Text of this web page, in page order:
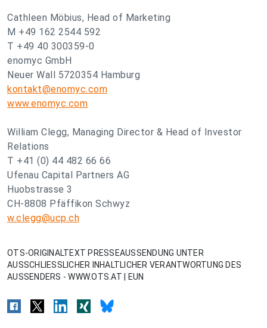
Cathleen Möbius, Head of Marketing
M +49 162 2544 592
T +49 40 300359-0
enomyc GmbH
Neuer Wall 5720354 Hamburg
kontakt@enomyc.com
www.enomyc.com
William Clegg, Managing Director & Head of Investor
Relations
T +41 (0) 44 482 66 66
Ufenau Capital Partners AG
Huobstrasse 3
CH-8808 Pfäffikon Schwyz
w.clegg@ucp.ch
OTS-ORIGINALTEXT PRESSEAUSSENDUNG UNTER
AUSSCHLIESSLICHER INHALTLICHER VERANTWORTUNG DES
AUSSENDERS - WWW.OTS.AT | EUN